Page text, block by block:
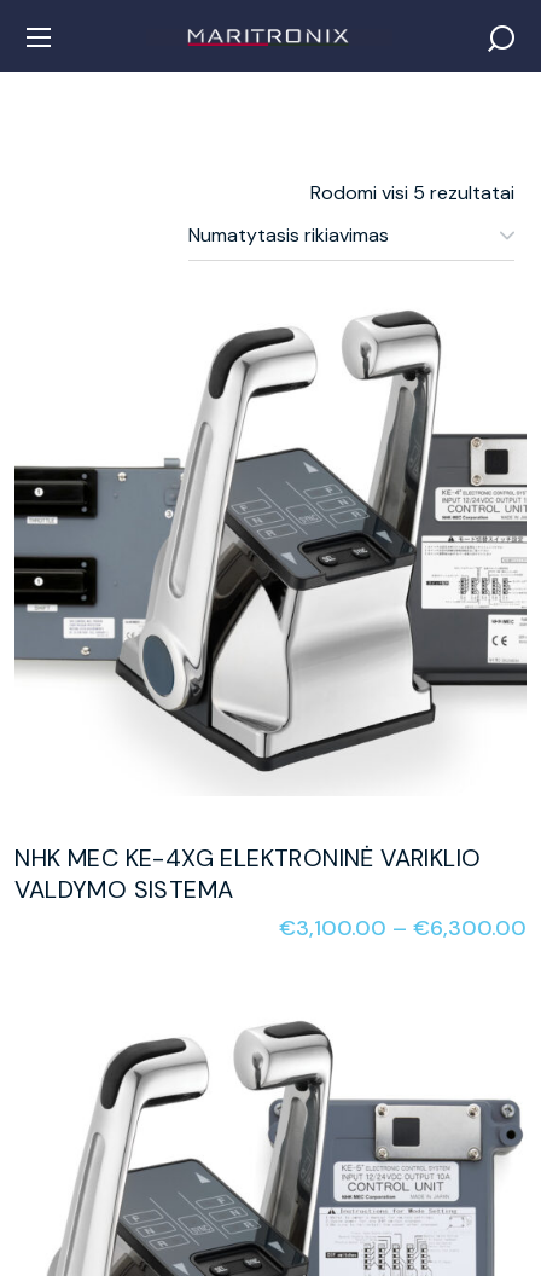
Rodomi visi 5 rezultatai
NHK MEC KE-4XG ELEKTRONINĖ VARIKLIO
VALDYMO SISTEMA
€3,100.00 – €6,300.00